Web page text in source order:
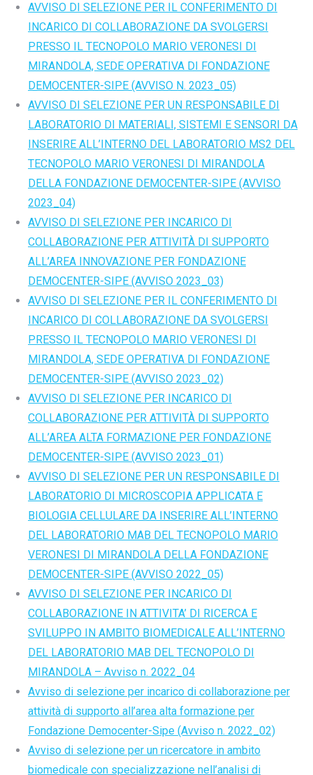
AVVISO DI SELEZIONE PER IL CONFERIMENTO DI
INCARICO DI COLLABORAZIONE DA SVOLGERSI
PRESSO IL TECNOPOLO MARIO VERONESI DI
MIRANDOLA, SEDE OPERATIVA DI FONDAZIONE
DEMOCENTER-SIPE (AVVISO N. 2023_05)
AVVISO DI SELEZIONE PER UN RESPONSABILE DI
LABORATORIO DI MATERIALI, SISTEMI E SENSORI DA
INSERIRE ALL’INTERNO DEL LABORATORIO MS2 DEL
TECNOPOLO MARIO VERONESI DI MIRANDOLA
DELLA FONDAZIONE DEMOCENTER-SIPE (AVVISO
2023_04)
AVVISO DI SELEZIONE PER INCARICO DI
COLLABORAZIONE PER ATTIVITÀ DI SUPPORTO
ALL’AREA INNOVAZIONE PER FONDAZIONE
DEMOCENTER-SIPE (AVVISO 2023_03)
AVVISO DI SELEZIONE PER IL CONFERIMENTO DI
INCARICO DI COLLABORAZIONE DA SVOLGERSI
PRESSO IL TECNOPOLO MARIO VERONESI DI
MIRANDOLA, SEDE OPERATIVA DI FONDAZIONE
DEMOCENTER-SIPE (AVVISO 2023_02)
AVVISO DI SELEZIONE PER INCARICO DI
COLLABORAZIONE PER ATTIVITÀ DI SUPPORTO
ALL’AREA ALTA FORMAZIONE PER FONDAZIONE
DEMOCENTER-SIPE (AVVISO 2023_01)
AVVISO DI SELEZIONE PER UN RESPONSABILE DI
LABORATORIO DI MICROSCOPIA APPLICATA E
BIOLOGIA CELLULARE DA INSERIRE ALL’INTERNO
DEL LABORATORIO MAB DEL TECNOPOLO MARIO
VERONESI DI MIRANDOLA DELLA FONDAZIONE
DEMOCENTER-SIPE (AVVISO 2022_05)
AVVISO DI SELEZIONE PER INCARICO DI
COLLABORAZIONE IN ATTIVITA’ DI RICERCA E
SVILUPPO IN AMBITO BIOMEDICALE ALL’INTERNO
DEL LABORATORIO MAB DEL TECNOPOLO DI
MIRANDOLA – Avviso n. 2022_04
Avviso di selezione per incarico di collaborazione per
attività di supporto all’area alta formazione per
Fondazione Democenter-Sipe (Avviso n. 2022_02)
Avviso di selezione per un ricercatore in ambito
biomedicale con specializzazione nell’analisi di